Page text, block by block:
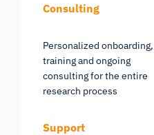
Consulting
Personalized onboarding,
training and ongoing
consulting for the entire
research process
Support